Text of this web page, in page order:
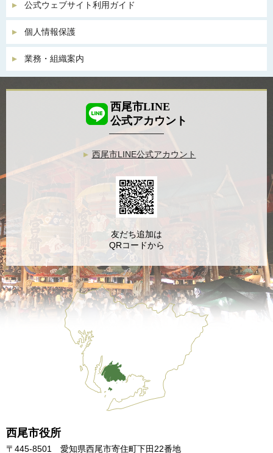
公式ウェブサイト利用ガイド
個人情報保護
業務・組織案内
西尾市役所
〒445-8501 愛知県西尾市寄住町下田22番地
西尾市LINE
公式アカウント
西尾市LINE公式アカウント
友だち追加は
QRコードから